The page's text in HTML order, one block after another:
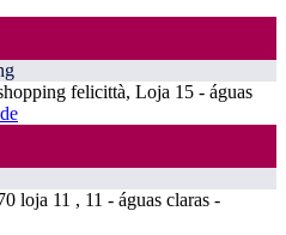
felicittà, Loja 15 - águas
loja 11 , 11 - águas claras -